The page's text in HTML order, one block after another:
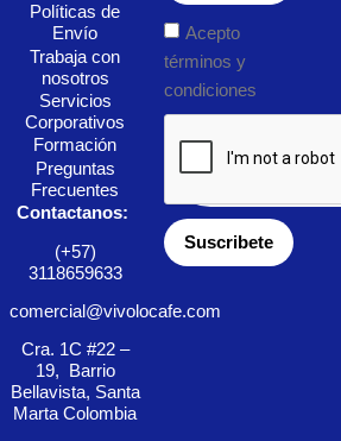
Acepto
términos y
condiciones
Suscribete
Políticas de
Envío
Trabaja con
nosotros
Servicios
Corporativos
Formación
Preguntas
Frecuentes
Contactanos:
(+57)
3118659633
comercial@vivolocafe.com
Cra. 1C #22 –
19, Barrio
Bellavista, Santa
Marta Colombia